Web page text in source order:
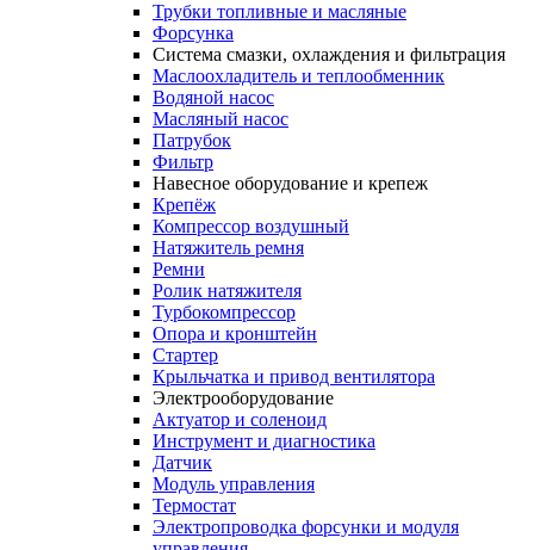
Трубки топливные и масляные
Форсунка
Система смазки, охлаждения и фильтрация
Маслоохладитель и теплообменник
Водяной насос
Масляный насос
Патрубок
Фильтр
Навесное оборудование и крепеж
Крепёж
Компрессор воздушный
Натяжитель ремня
Ремни
Ролик натяжителя
Турбокомпрессор
Опора и кронштейн
Стартер
Крыльчатка и привод вентилятора
Электрооборудование
Актуатор и соленоид
Инструмент и диагностика
Датчик
Модуль управления
Термостат
Электропроводка форсунки и модуля